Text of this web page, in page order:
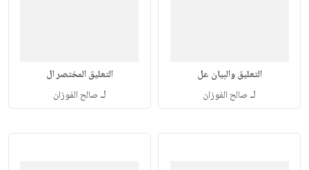
التعليق والبيان عل
لـ صالح الفوزان
التعليق المختصر ال
لـ صالح الفوزان